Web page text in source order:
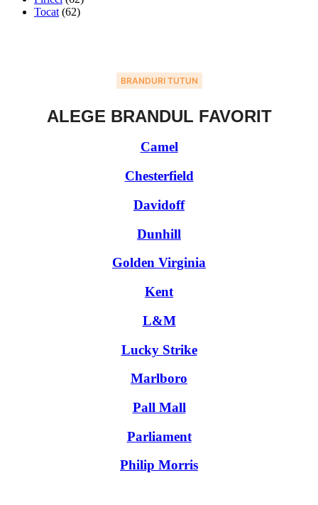
Tocat (62)
BRANDURI TUTUN
ALEGE BRANDUL FAVORIT
Camel
Chesterfield
Davidoff
Dunhill
Golden Virginia
Kent
L&M
Lucky Strike
Marlboro
Pall Mall
Parliament
Philip Morris